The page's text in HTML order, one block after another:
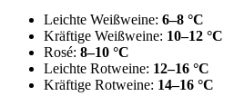
Leichte Weißweine: 6–8 °C
Kräftige Weißweine: 10–12 °C
Rosé: 8–10 °C
Leichte Rotweine: 12–16 °C
Kräftige Rotweine: 14–16 °C